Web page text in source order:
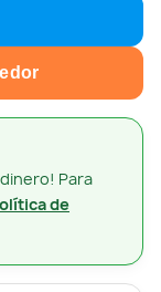
Para
de